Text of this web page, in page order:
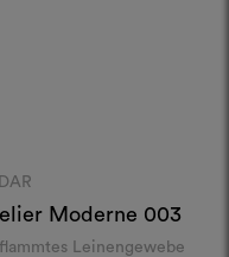
Moderne 003
Leinengewebe